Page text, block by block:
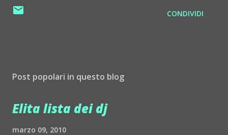
CONDIVIDI
Post popolari in questo blog
Elita lista dei dj
marzo 09, 2010